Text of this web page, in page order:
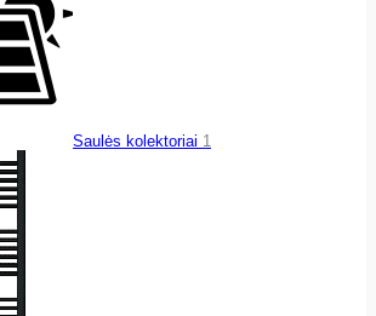
Saulės kolektoriai 1